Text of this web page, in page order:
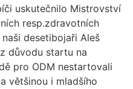
uskutečnilo Mistrovství
resp.zdravotních
desetibojaři Aleš
důvodu startu na
pro ODM nestartovali
většinou i mladšího